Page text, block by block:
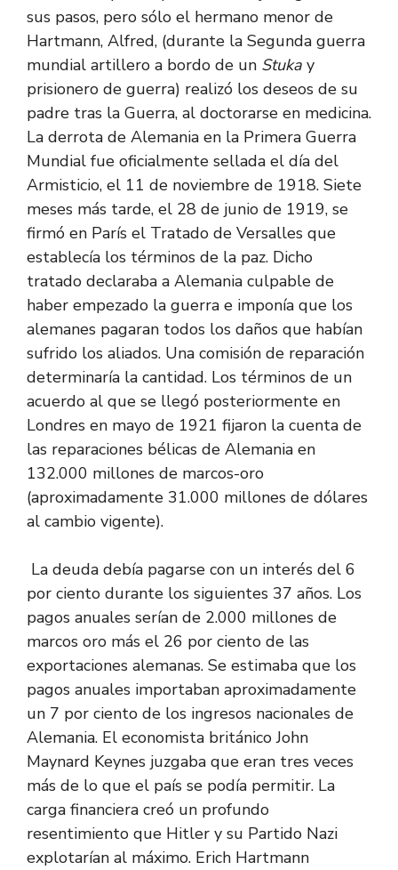
sus pasos, pero sólo el hermano menor de
Hartmann, Alfred, (durante la Segunda guerra
mundial artillero a bordo de un Stuka y
prisionero de guerra) realizó los deseos de su
padre tras la Guerra, al doctorarse en medicina.
La derrota de Alemania en la Primera Guerra
Mundial fue oficialmente sellada el día del
Armisticio, el 11 de noviembre de 1918. Siete
meses más tarde, el 28 de junio de 1919, se
firmó en París el Tratado de Versalles que
establecía los términos de la paz. Dicho
tratado declaraba a Alemania culpable de
haber empezado la guerra e imponía que los
alemanes pagaran todos los daños que habían
sufrido los aliados. Una comisión de reparación
determinaría la cantidad. Los términos de un
acuerdo al que se llegó posteriormente en
Londres en mayo de 1921 fijaron la cuenta de
las reparaciones bélicas de Alemania en
132.000 millones de marcos-oro
(aproximadamente 31.000 millones de dólares
al cambio vigente).
La deuda debía pagarse con un interés del 6
por ciento durante los siguientes 37 años. Los
pagos anuales serían de 2.000 millones de
marcos oro más el 26 por ciento de las
exportaciones alemanas. Se estimaba que los
pagos anuales importaban aproximadamente
un 7 por ciento de los ingresos nacionales de
Alemania. El economista británico John
Maynard Keynes juzgaba que eran tres veces
más de lo que el país se podía permitir. La
carga financiera creó un profundo
resentimiento que Hitler y su Partido Nazi
explotarían al máximo. Erich Hartmann